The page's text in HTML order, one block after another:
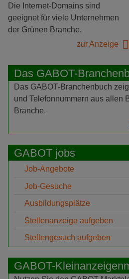
Die Internet-Domains sind
geeignet für viele Unternehmen
der Grünen Branche.
zur Anzeige
Das GABOT-
Das GABOT-Branchenbuch
und Telefonnummern aus allen
Branche.
GABOT jobs
Job-Angebote
Job-Gesuche
Ausbildungsplätze
Stellenanzeige aufgeben
Stellengesuch aufgeben
GABOT-